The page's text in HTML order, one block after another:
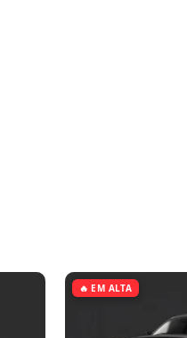
🔥 EM ALTA